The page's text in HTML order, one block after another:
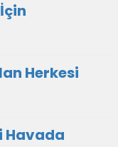
Herkesi
Havada